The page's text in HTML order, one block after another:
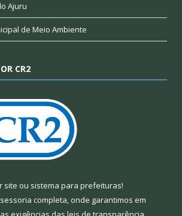
Ajuru
de Meio Ambiente
CR2
site ou sistema para prefeituras!
completa, onde garantimos em